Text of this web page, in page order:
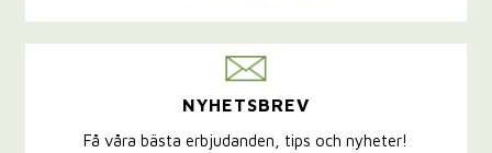
NYHETSBREV
Få våra bästa erbjudanden, tips och nyheter!